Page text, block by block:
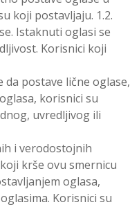
koji postavljaju. 1.2.
Istaknuti oglasi se
Korisnici koji
da postave lične oglase,
korisnici su
uvredljivog ili
i verodostojnih
krše ovu smernicu
oglasa,
Korisnici su